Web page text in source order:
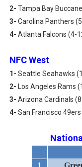
2- Tampa Bay
3- Carolina Panthers
4- Atlanta Falcons (4-
NFC West
1- Seattle Seahawks
2-
Los Angeles Rams
3- Arizona Cardinals
4- San Francisco
1